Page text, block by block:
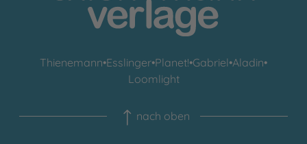
Thienemann•Esslinger•Planet!•Gabriel•Aladin•
Loomlight
nach oben